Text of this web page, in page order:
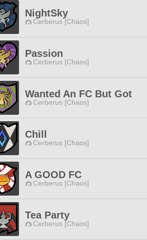
NightSky
Cerberus [Chaos]
Passion
Cerberus [Chaos]
Wanted An FC But Got
Cerberus [Chaos]
Chill
Cerberus [Chaos]
A GOOD FC
Cerberus [Chaos]
Tea Party
Cerberus [Chaos]